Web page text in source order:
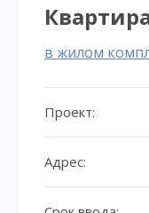
в жилом
Проект:
Адрес: